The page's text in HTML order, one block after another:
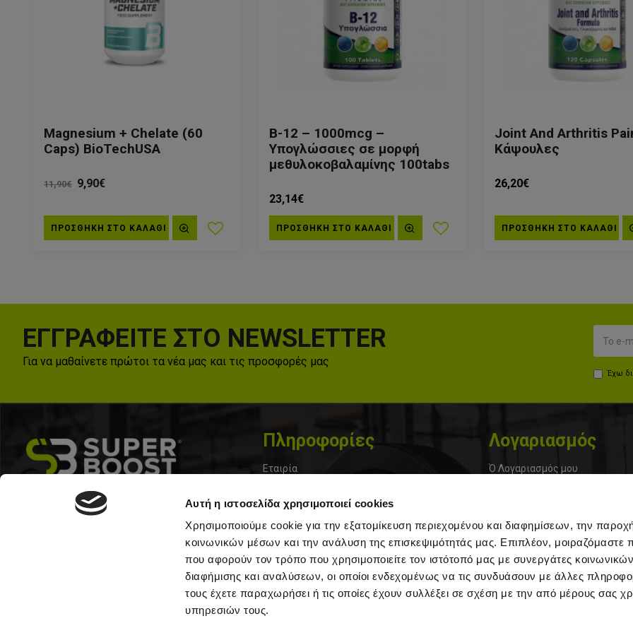
Αυτή η ιστοσελίδα χρησιμοποιεί cookies
Χρησιμοποιούμε cookie για την εξατομίκευση περιεχομένου και διαφημίσεων, την
κοινωνικών μέσων και την ανάλυση της επισκεψιμότητάς μας. Επιπλέον, μοιραζόμαστε
που αφορούν τον τρόπο που χρησιμοποιείτε τον ιστότοπό μας με συνεργάτες
διαφήμισης και αναλύσεων, οι οποίοι ενδεχομένως να τις συνδυάσουν με άλλες
τους έχετε παραχωρήσει ή τις οποίες έχουν συλλέξει σε σχέση με την από μέρους σας
υπηρεσιών τους.
Magnesium + Chelate (60
Caps) BioTechUSA
9,90€
11,90€
ΠΡΟΣΘΗΚΗ ΣΤΟ ΚΑΛΆΘΙ
B-12 – 1000mcg –
Υπογλώσσιες σε μορφή
μεθυλοκοβαλαμίνης 100tabs
23,14€
ΠΡΟΣΘΗΚΗ ΣΤΟ ΚΑΛΆΘΙ
Joint And Arthritis
Κάψουλες
26,20€
ΠΡΟΣΘΗΚΗ ΣΤΟ ΚΑΛΆΘΙ
ΕΓΓΡΑΦΕΙΤΕ ΣΤΟ NEWSLETTER
Για να μαθαίνετε πρώτοι τα νέα μας και τις προσφορές μας
Έχω
Σολωμου 33, Περιστερι 12133
+30 210 57 10213
Πληροφορίες
Εταιρία
Όροι Χρήσης
Τρόποι Αποστολής και Πληρωμής
Πολιτική Cookies
Συχνές Ερωτήσεις
Λογαριασμός
Ό Λογαριασμός μου
Μεταφορικά & Πληρωμές
Φόρμα Επιστροφών
Πολιτική Επιστροφών